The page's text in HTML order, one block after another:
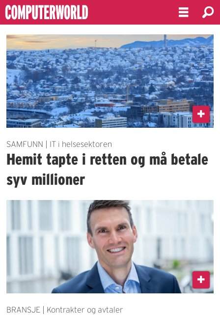
Emne:
hemit
SAMFUNN | IT i helsesektoren
Hemit tapte i retten og må betale
syv millioner
BRANSJE | Kontrakter og avtaler